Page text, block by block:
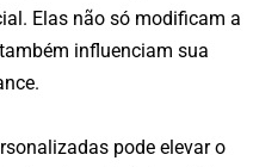
Elas não só modificam a
influenciam sua
pode elevar o